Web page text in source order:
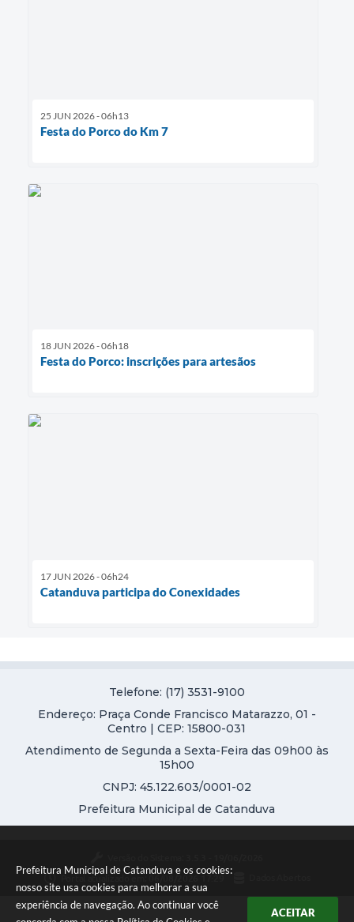
Prefeitura Municipal de Catanduva e os cookies:
nosso site usa cookies para melhorar a sua
experiência de navegação. Ao continuar você
ACEITAR
25 JUN 2026 - 06h13
Festa do Porco do Km 7
18 JUN 2026 - 06h18
Festa do Porco: inscrições para artesãos
17 JUN 2026 - 06h24
Catanduva participa do Conexidades
Telefone: (17) 3531-9100
Endereço: Praça Conde Francisco Matarazzo, 01 -
Centro | CEP: 15800-031
Atendimento de Segunda a Sexta-Feira das 09h00 às
15h00
CNPJ: 45.122.603/0001-02
Prefeitura Municipal de Catanduva
Portal atualizado em: